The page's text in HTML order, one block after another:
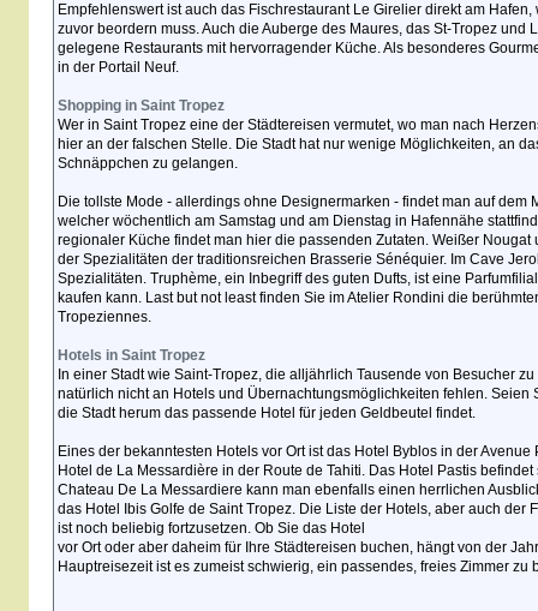
Empfehlenswert ist auch das Fischrestaurant Le Girelier direkt am
zuvor beordern muss. Auch die Auberge des Maures, das St-Tropez und
gelegene Restaurants mit hervorragender Küche. Als besonderes
in der Portail Neuf.
Shopping in Saint Tropez
Wer in Saint Tropez eine der Städtereisen vermutet, wo man nach
hier an der falschen Stelle. Die Stadt hat nur wenige Möglichkeiten, an
Schnäppchen zu gelangen.
Die tollste Mode - allerdings ohne Designermarken - findet man auf dem
welcher wöchentlich am Samstag und am Dienstag in Hafennähe
regionaler Küche findet man hier die passenden Zutaten. Weißer
der Spezialitäten der traditionsreichen Brasserie Sénéquier. Im Cave
Spezialitäten. Truphème, ein Inbegriff des guten Dufts, ist eine
kaufen kann. Last but not least finden Sie im Atelier Rondini die
Tropeziennes.
Hotels in Saint Tropez
In einer Stadt wie Saint-Tropez, die alljährlich Tausende von Besucher
natürlich nicht an Hotels und Übernachtungsmöglichkeiten fehlen. Seien
die Stadt herum das passende Hotel für jeden Geldbeutel findet.
Eines der bekanntesten Hotels vor Ort ist das Hotel Byblos in der
Hotel de La Messardière in der Route de Tahiti. Das Hotel Pastis
Chateau De La Messardiere kann man ebenfalls einen herrlichen
das Hotel Ibis Golfe de Saint Tropez. Die Liste der Hotels, aber auch der
ist noch beliebig fortzusetzen. Ob Sie das Hotel
vor Ort oder aber daheim für Ihre Städtereisen buchen, hängt von der
Hauptreisezeit ist es zumeist schwierig, ein passendes, freies Zimmer zu